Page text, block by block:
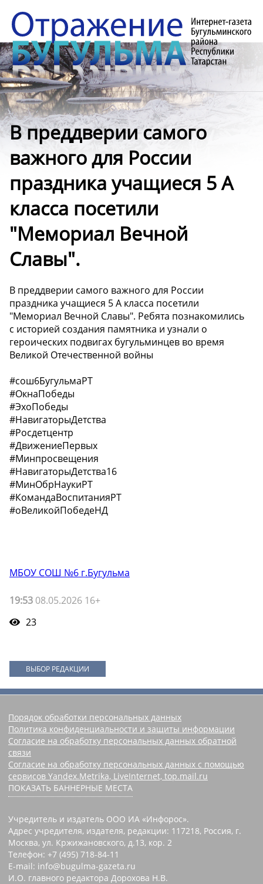
В преддверии самого
важного для России
праздника учащиеся 5 А
класса посетили
"Мемориал Вечной
Славы".
В преддверии самого важного для России
праздника учащиеся 5 А класса посетили
"Мемориал Вечной Славы". Ребята познакомились
с историей создания памятника и узнали о
героических подвигах бугульминцев во время
Великой Отечественной войны
#сош6БугульмаРТ
#ОкнаПобеды
#ЭхоПобеды
#НавигаторыДетства
#Росдетцентр
#ДвижениеПервых
#Минпросвещения
#НавигаторыДетства16
#МинОбрНаукиРТ
#КомандаВоспитанияРТ
#оВеликойПобедеНД
МБОУ СОШ №6 г.Бугульма
19:53 08.05.2026 16+
23
ВЫБОР РЕДАКЦИИ
Порядок обработки персональных данных
Политика конфиденциальности и защиты информации
Согласие на обработку персональных данных обратной
связи
Согласие на обработку персональных данных с помощью
сервисов Yandex.Metrika, LiveInternet, top.mail.ru
ПОКАЗАТЬ БАННЕРНЫЕ МЕСТА
Учредитель и издатель ООО ИА «Инфорос».
Адрес учредителя, издателя, редакции: 117218, Россия, г.
Москва, ул. Кржижановского, д.13, кор. 2
Телефон: +7 (495) 718-84-11
E-mail: info@bugulma-gazeta.ru
И.О. главного редактора Дорохова Н.В.